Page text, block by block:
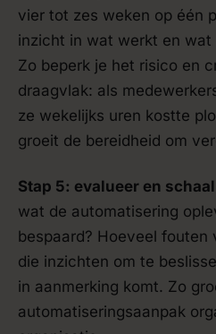
vier tot zes weken op één
inzicht in wat werkt en wat
Zo beperk je het risico en
draagvlak: als
ze wekelijks uren kostte
groeit de bereidheid om
Stap 5: evalueer en
wat de automatisering
bespaard? Hoeveel fouten
die inzichten om te
in aanmerking komt. Zo
automatiseringsaanpak